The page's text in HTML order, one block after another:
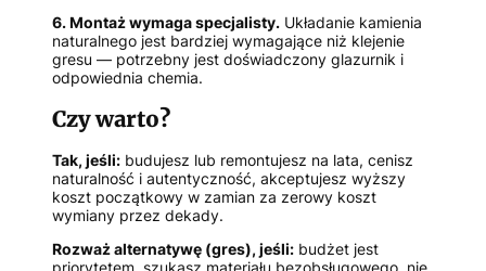
6. Montaż wymaga specjalisty. Układanie kamienia
naturalnego jest bardziej wymagające niż klejenie
gresu — potrzebny jest doświadczony glazurnik i
odpowiednia chemia.
Czy warto?
Tak, jeśli: budujesz lub remontujesz na lata, cenisz
naturalność i autentyczność, akceptujesz wyższy
koszt początkowy w zamian za zerowy koszt
wymiany przez dekady.
Rozważ alternatywę (gres), jeśli: budżet jest
priorytetem, szukasz materiału bezobsługowego, nie